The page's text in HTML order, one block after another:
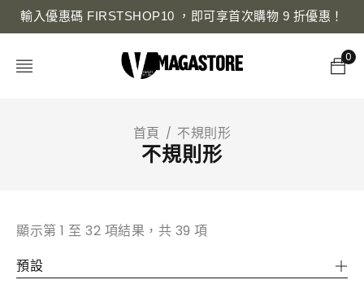
輸入優惠碼 FIRSTSHOP10 ，即可享首次購物 9 折優惠！
0
首頁 / 不規則形
不規則形
顯示第 1 至 32 項結果，共 39 項
預設